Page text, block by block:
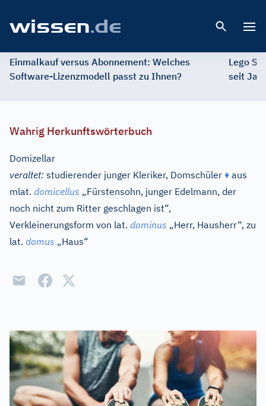
Einmalkauf versus Abonnement: Welches
Software-Lizenzmodell passt zu Ihnen?
Lego
seit
Wahrig Herkunftswörterbuch
Domizellar
veraltet: studierender junger Kleriker, Domschüler ♦ aus
mlat. domicellus „Fürstensohn, junger Edelmann, der
noch nicht zum Ritter geschlagen ist“,
Verkleinerungsform von lat. dominus „Herr, Hausherr“, zu
lat. domus „Haus“